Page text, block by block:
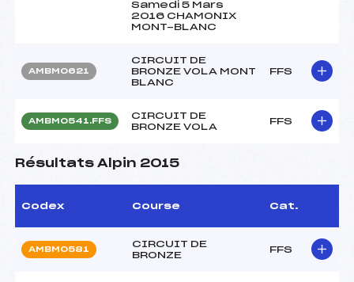
Samedi 5 Mars
2016 CHAMONIX
MONT-BLANC
AMBM0621
CIRCUIT DE
BRONZE VOLA MONT
BLANC
FFS
AMBM0541.FFS
CIRCUIT DE
BRONZE VOLA
FFS
Résultats Alpin 2015
Codex Course Cat.
AMBM0581
CIRCUIT DE
BRONZE
FFS